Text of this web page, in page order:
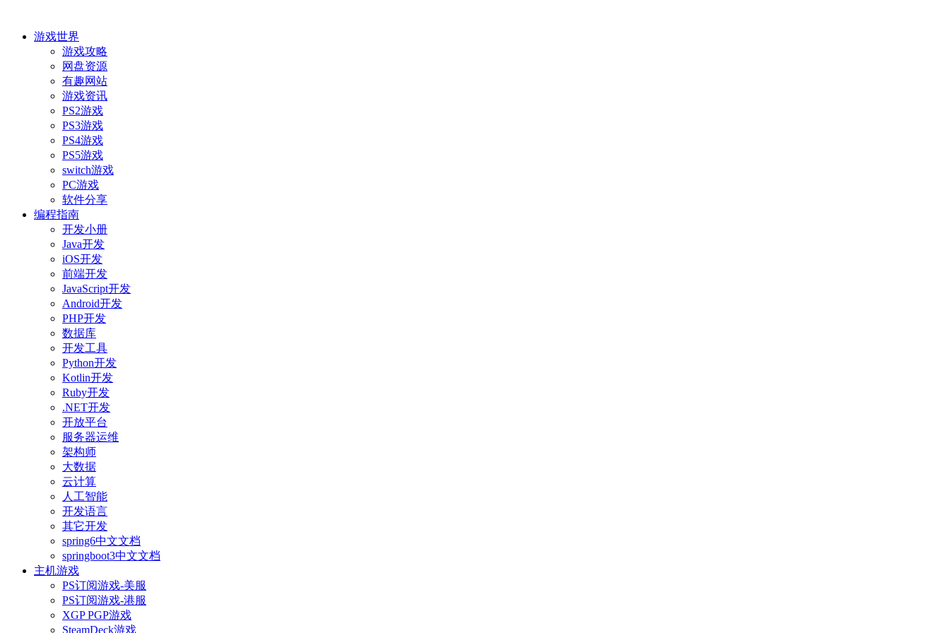
游戏世界
游戏攻略
网盘资源
有趣网站
游戏资讯
PS2游戏
PS3游戏
PS4游戏
PS5游戏
switch游戏
PC游戏
软件分享
编程指南
开发小册
Java开发
iOS开发
前端开发
JavaScript开发
Android开发
PHP开发
数据库
开发工具
Python开发
Kotlin开发
Ruby开发
.NET开发
开放平台
服务器运维
架构师
大数据
云计算
人工智能
开发语言
其它开发
spring6中文文档
springboot3中文文档
主机游戏
PS订阅游戏-美服
PS订阅游戏-港服
XGP PGP游戏
SteamDeck游戏